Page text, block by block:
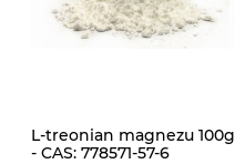
L-treonian magnezu 100g
- CAS: 778571-57-6